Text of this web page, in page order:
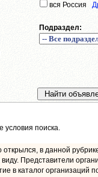
вся Россия
Подраздел:
условия поиска.
в данной
Представители
в каталог организаций